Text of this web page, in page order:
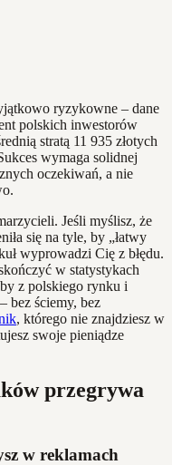
ryzykowne – dane
polskich inwestorów
stratą 11 935 złotych
wymaga solidnej
oczekiwań, a nie
Jeśli myślisz, że
się na tyle, by „łatwy
wyprowadzi Cię z błędu.
w statystykach
z polskiego rynku i
– bez ściemy, bez
, którego nie znajdziesz w
swoje pieniądze
przegrywa
w reklamach